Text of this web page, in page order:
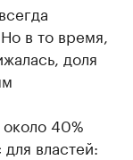
в то время,
доля
40%
властей: